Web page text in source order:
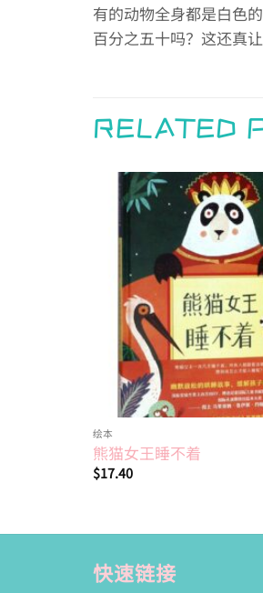
有的动物全身都是白色
百分之五十吗？这还真
RELATED
绘本
熊猫女王睡不着
$17.40
快速链接